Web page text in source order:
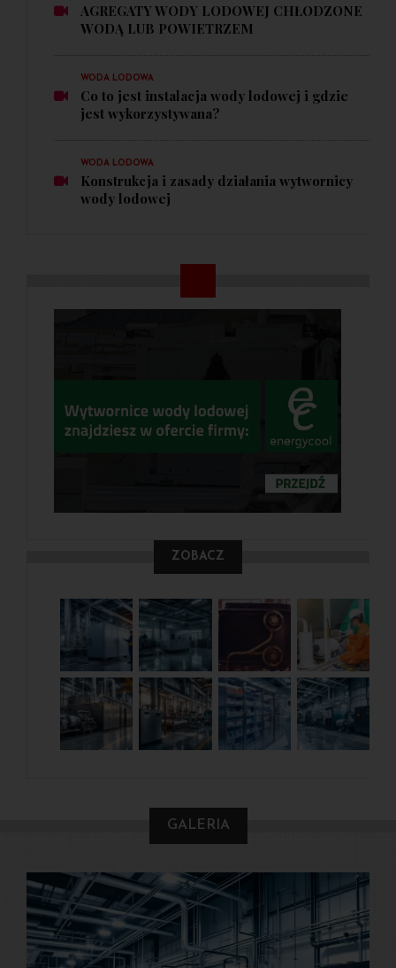
AGREGATY WODY LODOWEJ CHŁODZONE
WODĄ LUB POWIETRZEM
WODA LODOWA
Co to jest instalacja wody lodowej i gdzie
jest wykorzystywana?
WODA LODOWA
Konstrukcja i zasady działania wytwornicy
wody lodowej
ZOBACZ
GALERIA